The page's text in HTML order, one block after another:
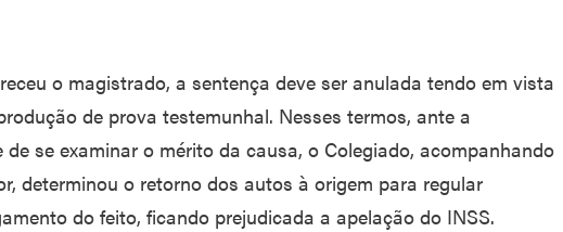
o magistrado, a sentença deve ser anulada tendo em vista
de prova testemunhal. Nesses termos, ante a
de se examinar o mérito da causa, o Colegiado, acompanhando
determinou o retorno dos autos à origem para regular
do feito, ficando prejudicada a apelação do INSS.